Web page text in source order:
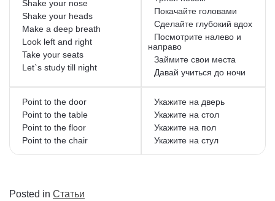
Shake your nose
Shake your heads
Make a deep breath
Look left and right
Take your seats
Let`s study till night
Покачайте головами
Сделайте глубокий вдох
Посмотрите налево и
направо
Займите свои места
Давай учиться до ночи
Point to the door
Point to the table
Point to the floor
Point to the chair
Укажите на дверь
Укажите на стол
Укажите на пол
Укажите на стул
Posted in Статьи